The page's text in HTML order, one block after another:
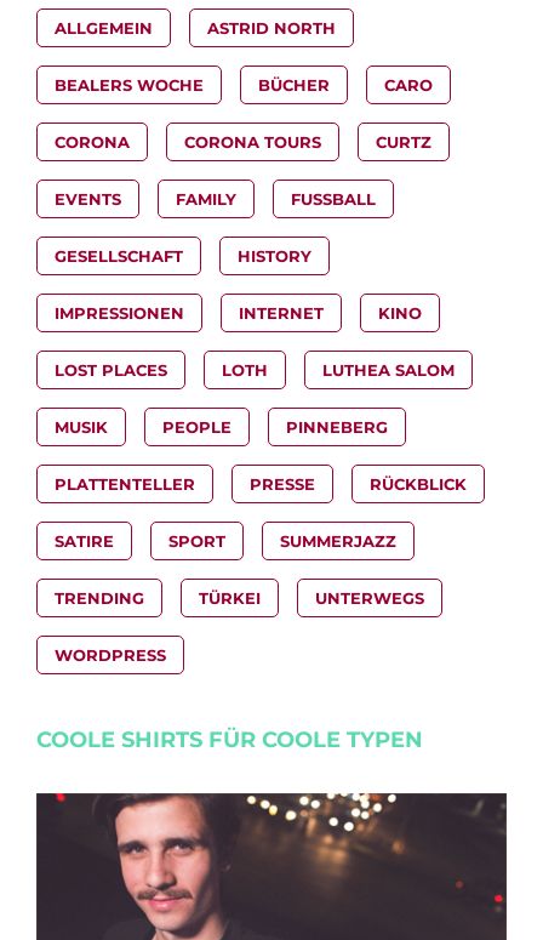
ALLGEMEIN ASTRID NORTH
BEALERS WOCHE BÜCHER CARO
CORONA CORONA TOURS CURTZ
EVENTS FAMILY FUSSBALL
GESELLSCHAFT HISTORY
IMPRESSIONEN INTERNET KINO
LOST PLACES LOTH LUTHEA SALOM
MUSIK PEOPLE PINNEBERG
PLATTENTELLER PRESSE RÜCKBLICK
SATIRE SPORT SUMMERJAZZ
TRENDING TÜRKEI UNTERWEGS
WORDPRESS
COOLE SHIRTS FÜR COOLE TYPEN